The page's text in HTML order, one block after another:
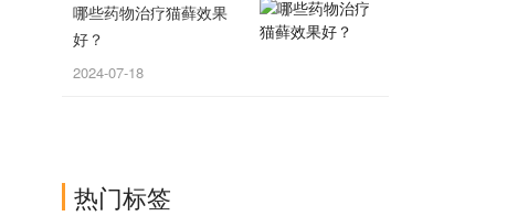
哪些药物治疗猫藓效果
好？
2024-07-18
热门标签